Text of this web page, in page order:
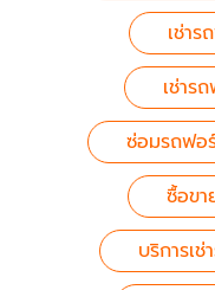
เช่า
เช่าร
ซ่อมรถฟอ
ซื้อข
บริการเ